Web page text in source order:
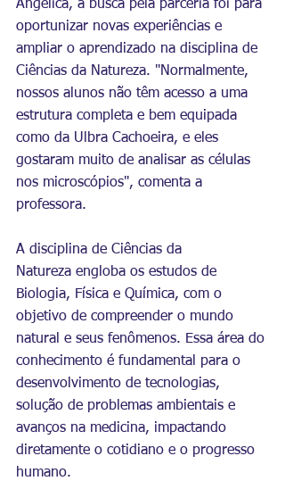
Angélica, a busca pela parceria foi para
oportunizar novas experiências e
ampliar o aprendizado na disciplina de
Ciências da Natureza. "Normalmente,
nossos alunos não têm acesso a uma
estrutura completa e bem equipada
como da Ulbra Cachoeira, e eles
gostaram muito de analisar as células
nos microscópios", comenta a
professora.
A disciplina de Ciências da
Natureza engloba os estudos de
Biologia, Física e Química, com o
objetivo de compreender o mundo
natural e seus fenômenos. Essa área do
conhecimento é fundamental para o
desenvolvimento de tecnologias,
solução de problemas ambientais e
avanços na medicina, impactando
diretamente o cotidiano e o progresso
humano.